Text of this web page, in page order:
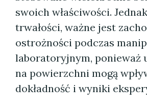
swoich właściwości.
trwałości, ważne jest
ostrożności podczas
laboratoryjnym, ponieważ
na powierzchni mogą
dokładność i wyniki